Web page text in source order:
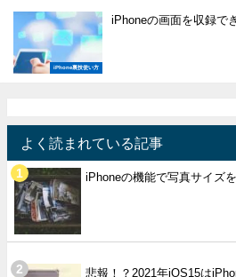
iPhone裏技使い方
iPhoneの画面を収録で
よく読まれている記事
iPhoneの機能で写真サイズ
悲報！？2021年iOS15は